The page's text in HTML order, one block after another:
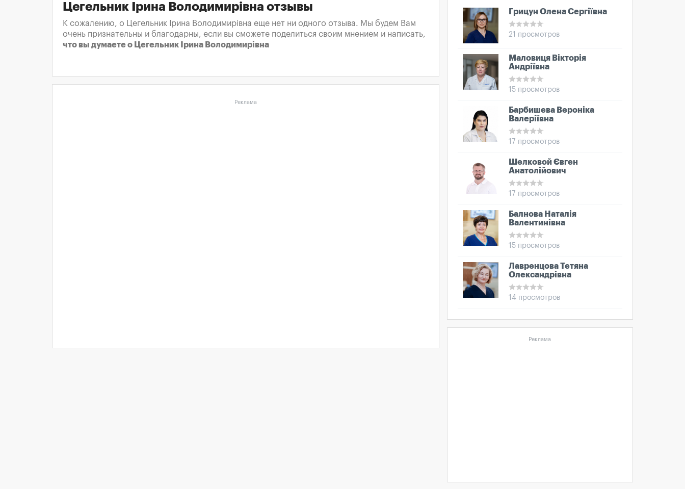
Цегельник Ірина Володимирівна отзывы
К сожалению, о Цегельник Ірина Володимирівна еще нет ни одного отзыва. Мы будем Вам
очень признательны и благодарны, если вы сможете поделиться своим мнением и написать,
что вы думаете о Цегельник Ірина Володимирівна
Реклама
Грицун Олена Сергіївна
21 просмотров
Маловиця Вікторія
Андріївна
15 просмотров
Барбишева Вероніка
Валеріївна
17 просмотров
Шелковой Євген
Анатолійович
17 просмотров
Балнова Наталія
Валентинівна
15 просмотров
Лавренцова Тетяна
Олександрівна
14 просмотров
Реклама